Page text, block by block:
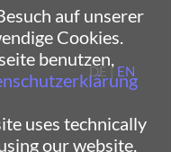
auf unserer
Cookies.
benutzen,
uses technically
our website,
DE | EN